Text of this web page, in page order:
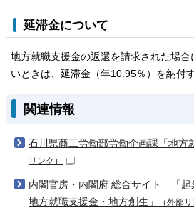
延滞金について
地方就職支援金の返還を請求された場
いときは、延滞金（年10.95％）を納付
関連情報
石川県商工労働部労働企画課「地方
リンク）
内閣官房・内閣府 総合サイト 「起
地方就職支援金・地方創生」
（外部リ